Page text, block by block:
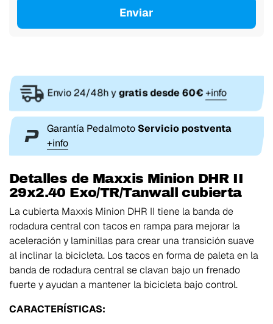
Enviar
Envio 24/48h ygratis desde 60€+info
Garantía Pedalmoto Servicio postventa
+info
Detalles de Maxxis Minion DHR II
29x2.40 Exo/TR/Tanwall cubierta
La cubierta Maxxis Minion DHR II tiene la banda de
rodadura central con tacos en rampa para mejorar la
aceleración y laminillas para crear una transición suave
al inclinar la bicicleta. Los tacos en forma de paleta en la
banda de rodadura central se clavan bajo un frenado
fuerte y ayudan a mantener la bicicleta bajo control.
CARACTERÍSTICAS: